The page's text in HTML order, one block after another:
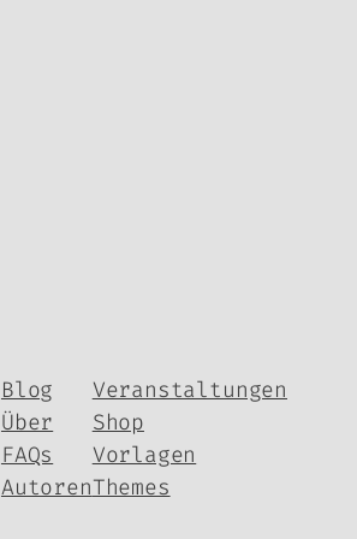
Blog
Über
FAQs
Autoren
Veranstaltungen
Shop
Vorlagen
Themes